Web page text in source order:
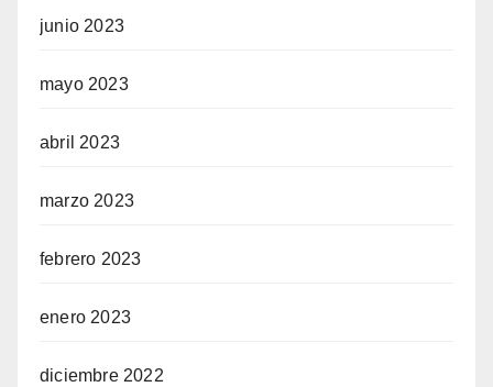
junio 2023
mayo 2023
abril 2023
marzo 2023
febrero 2023
enero 2023
diciembre 2022